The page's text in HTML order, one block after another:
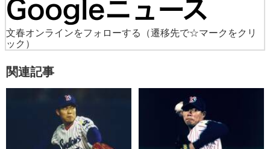
文春オンラインをフォローする
（遷移先で☆マークをクリ
ック）
関連記事